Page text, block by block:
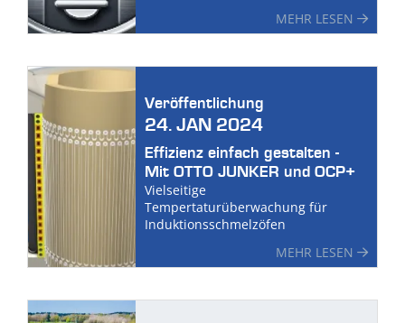
MEHR LESEN
Veröffentlichung
24. JAN 2024
Effizienz einfach gestalten -
Mit OTTO JUNKER und OCP+
Vielseitige
Tempertaturüberwachung für
Induktionsschmelzöfen
MEHR LESEN